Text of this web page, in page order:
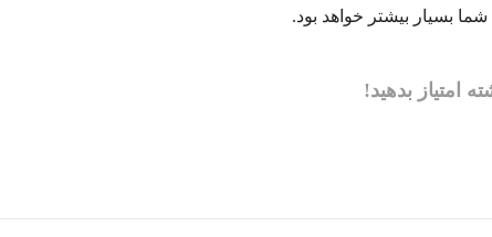
بسیار بیشتر خواهد بود.
امتیاز بدهید!